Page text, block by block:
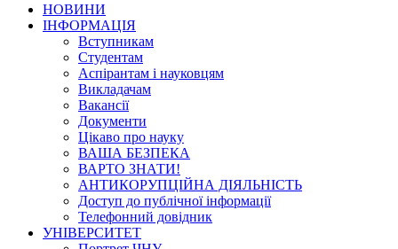
НОВИНИ
ІНФОРМАЦІЯ
Вступникам
Студентам
Аспірантам і науковцям
Викладачам
Вакансії
Документи
Цікаво про науку
ВАША БЕЗПЕКА
ВАРТО ЗНАТИ!
АНТИКОРУПЦІЙНА ДІЯЛЬНІСТЬ
Доступ до публічної інформації
Телефонний довідник
УНІВЕРСИТЕТ